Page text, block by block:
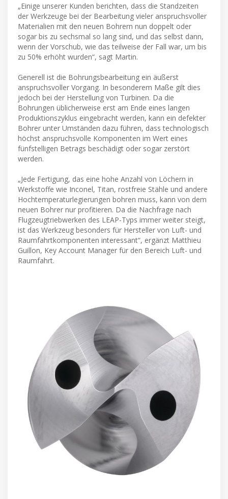
„Einige unserer Kunden berichten, dass die Standzeiten
der Werkzeuge bei der Bearbeitung vieler anspruchsvoller
Materialien mit den neuen Bohrern nun doppelt oder
sogar bis zu sechsmal so lang sind, und das selbst dann,
wenn der Vorschub, wie das teilweise der Fall war, um bis
zu 50% erhöht wurden“, sagt Martin.
Generell ist die Bohrungsbearbeitung ein äußerst
anspruchsvoller Vorgang. In besonderem Maße gilt dies
jedoch bei der Herstellung von Turbinen. Da die
Bohrungen üblicherweise erst am Ende eines langen
Produktionszyklus eingebracht werden, kann ein defekter
Bohrer unter Umständen dazu führen, dass technologisch
höchst anspruchsvolle Komponenten im Wert eines
fünfstelligen Betrags beschädigt oder sogar zerstört
werden.
„Jede Fertigung, das eine hohe Anzahl von Löchern in
Werkstoffe wie Inconel, Titan, rostfreie Stähle und andere
Hochtemperaturlegierungen bohren muss, kann von dem
neuen Bohrer nur profitieren. Da die Nachfrage nach
Flugzeugtriebwerken des LEAP-Typs immer weiter steigt,
ist das Werkzeug besonders für Hersteller von Luft- und
Raumfahrtkomponenten interessant“, ergänzt Matthieu
Guillon, Key Account Manager für den Bereich Luft- und
Raumfahrt.